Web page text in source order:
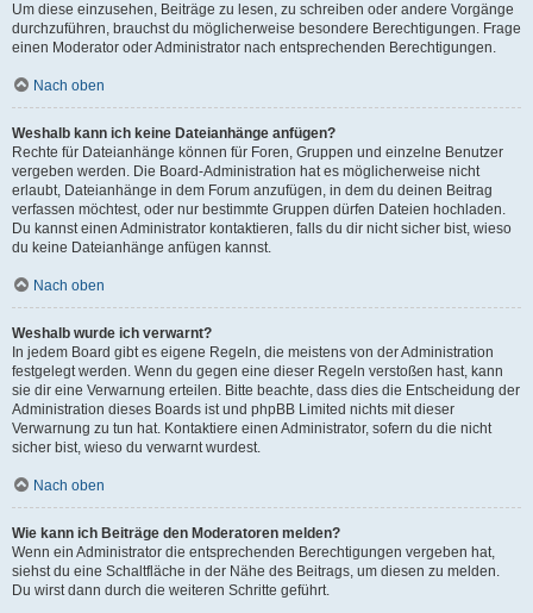
Um diese einzusehen, Beiträge zu lesen, zu schreiben oder andere Vorgänge
durchzuführen, brauchst du möglicherweise besondere Berechtigungen. Frage
einen Moderator oder Administrator nach entsprechenden Berechtigungen.
Nach oben
Weshalb kann ich keine Dateianhänge anfügen?
Rechte für Dateianhänge können für Foren, Gruppen und einzelne Benutzer
vergeben werden. Die Board-Administration hat es möglicherweise nicht
erlaubt, Dateianhänge in dem Forum anzufügen, in dem du deinen Beitrag
verfassen möchtest, oder nur bestimmte Gruppen dürfen Dateien hochladen.
Du kannst einen Administrator kontaktieren, falls du dir nicht sicher bist, wieso
du keine Dateianhänge anfügen kannst.
Nach oben
Weshalb wurde ich verwarnt?
In jedem Board gibt es eigene Regeln, die meistens von der Administration
festgelegt werden. Wenn du gegen eine dieser Regeln verstoßen hast, kann
sie dir eine Verwarnung erteilen. Bitte beachte, dass dies die Entscheidung der
Administration dieses Boards ist und phpBB Limited nichts mit dieser
Verwarnung zu tun hat. Kontaktiere einen Administrator, sofern du die nicht
sicher bist, wieso du verwarnt wurdest.
Nach oben
Wie kann ich Beiträge den Moderatoren melden?
Wenn ein Administrator die entsprechenden Berechtigungen vergeben hat,
siehst du eine Schaltfläche in der Nähe des Beitrags, um diesen zu melden.
Du wirst dann durch die weiteren Schritte geführt.